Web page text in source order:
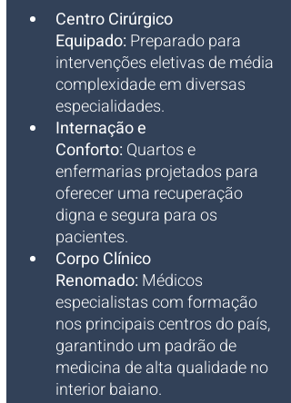
Centro Cirúrgico
Equipado: Preparado para
intervenções eletivas de média
complexidade em diversas
especialidades.
Internação e
Conforto: Quartos e
enfermarias projetados para
oferecer uma recuperação
digna e segura para os
pacientes.
Corpo Clínico
Renomado: Médicos
especialistas com formação
nos principais centros do país,
garantindo um padrão de
medicina de alta qualidade no
interior baiano.